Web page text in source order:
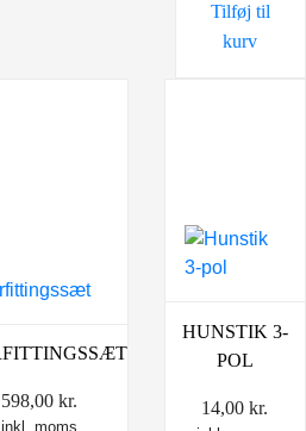
Tilføj til
kurv
598,00 kr.
inkl. moms
HUNSTIK 3-
POL
14,00kr.